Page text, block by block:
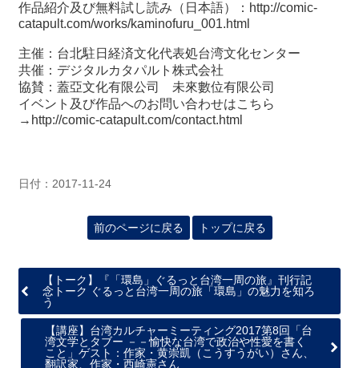
作品紹介及び無料試し読み（日本語）： http://comic-
catapult.com/works/kaminofuru_001.html
主催：台北駐日経済文化代表処台湾文化センター
共催：デジタルカタパルト株式会社
協賛：蓋亞文化有限公司 未來數位有限公司
イベント及び作品へのお問い合わせはこちら
→ http://comic-catapult.com/contact.html
日付：2017-11-24
前のページに戻る トップに戻る
【トーク】『「環島」ぐるっと台湾一周の旅』刊行記
念トーク ぐるっと台湾一周の旅「環島」の魅力を知ろ
う
【講座】台湾カルチャーミーティング2017第8回「台
湾文学とタブー －－愉快な台湾で政治や性愛を書く
こと」ゲスト：作家・黄崇凱（こうすうがい）さん、
翻訳家、作家・西崎憲さん